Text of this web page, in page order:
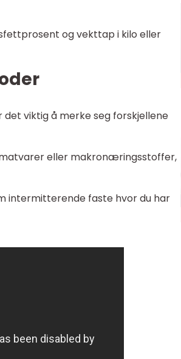
og vekttap i kilo eller
viktig å merke seg forskjellene
eller makronæringsstoffer,
intermitterende faste hvor du har